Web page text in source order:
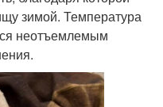
зимой. Температура
неотъемлемым